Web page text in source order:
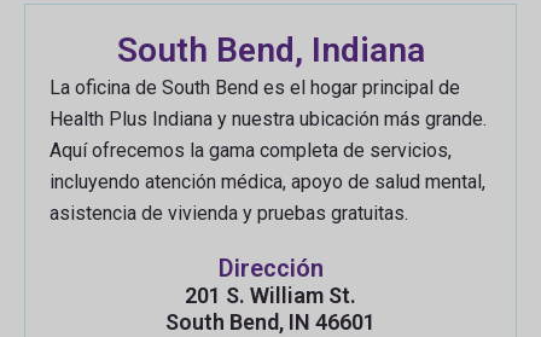
South Bend, Indiana
La oficina de South Bend es el hogar principal de
Health Plus Indiana y nuestra ubicación más grande.
Aquí ofrecemos la gama completa de servicios,
incluyendo atención médica, apoyo de salud mental,
asistencia de vivienda y pruebas gratuitas.
Dirección
201 S. William St.
South Bend, IN 46601